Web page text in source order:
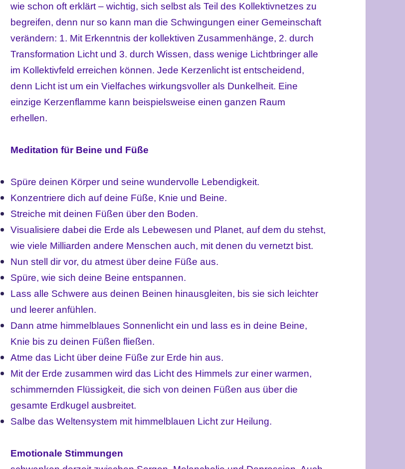
wie schon oft erklärt – wichtig, sich selbst als Teil des Kollektivnetzes zu
begreifen, denn nur so kann man die Schwingungen einer Gemeinschaft
verändern: 1. Mit Erkenntnis der kollektiven Zusammenhänge, 2. durch
Transformation Licht und 3. durch Wissen, dass wenige Lichtbringer alle
im Kollektivfeld erreichen können. Jede Kerzenlicht ist entscheidend,
denn Licht ist um ein Vielfaches wirkungsvoller als Dunkelheit. Eine
einzige Kerzenflamme kann beispielsweise einen ganzen Raum
erhellen.
Meditation für Beine und Füße
Spüre deinen Körper und seine wundervolle Lebendigkeit.
Konzentriere dich auf deine Füße, Knie und Beine.
Streiche mit deinen Füßen über den Boden.
Visualisiere dabei die Erde als Lebewesen und Planet, auf dem du stehst,
wie viele Milliarden andere Menschen auch, mit denen du vernetzt bist.
Nun stell dir vor, du atmest über deine Füße aus.
Spüre, wie sich deine Beine entspannen.
Lass alle Schwere aus deinen Beinen hinausgleiten, bis sie sich leichter
und leerer anfühlen.
Dann atme himmelblaues Sonnenlicht ein und lass es in deine Beine,
Knie bis zu deinen Füßenfließen.
Atme das Licht über deine Füße zur Erde hin aus.
Mit der Erde zusammen wird das Licht des Himmels zur einer warmen,
schimmernden Flüssigkeit, die sich von deinen Füßen aus über die
gesamte Erdkugel ausbreitet.
Salbe das Weltensystem mit himmelblauen Licht zur Heilung.
Emotionale Stimmungen